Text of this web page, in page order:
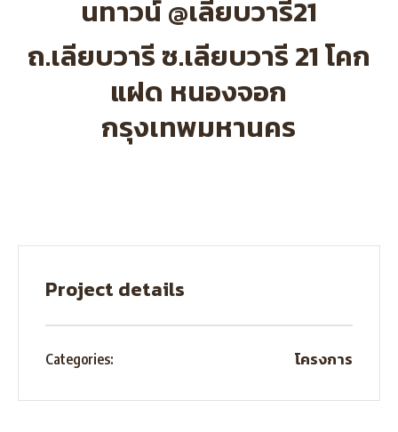
นทาวน์ @เลียบวารี21
ถ.เลียบวารี ซ.เลียบวารี 21 โคก
แฝด หนองจอก
กรุงเทพมหานคร
Project details
Categories: โครงการ